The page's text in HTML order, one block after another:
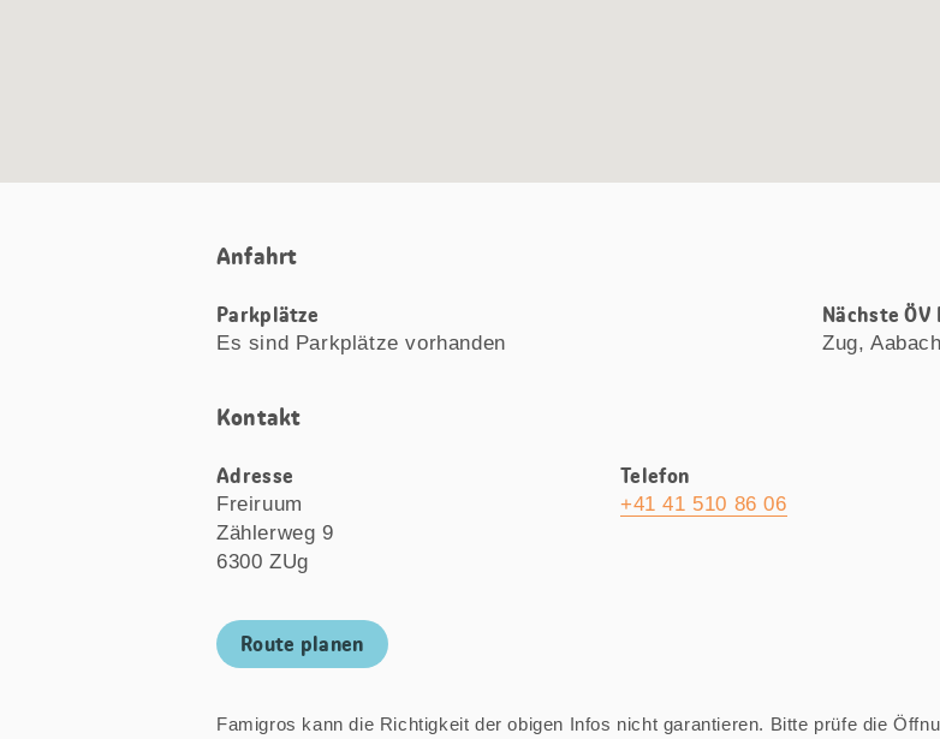
Anfahrt
Parkplätze
Es sind Parkplätze vorhanden
Nächste
Zug,
Kontakt
Adresse
Freiruum
Zählerweg 9
6300 ZUg
Telefon
+41 41 510 86 06
Route planen
Famigros kann die Richtigkeit der obigen Infos nicht garantieren. Bitte prüfe die